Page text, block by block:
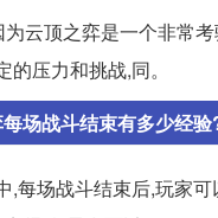
为云顶之弈是一个非常
的压力和挑战,同。
场战斗结束有多少经验
,每场战斗结束后,玩家